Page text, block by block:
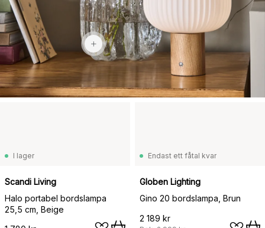
2 700 kr
I lager
Scandi Living
Halo portabel bordslampa
25,5 cm, Beige
Endast ett fåtal kvar
Globen Lighting
Gino 20 bordslampa, Brun
2 189 kr